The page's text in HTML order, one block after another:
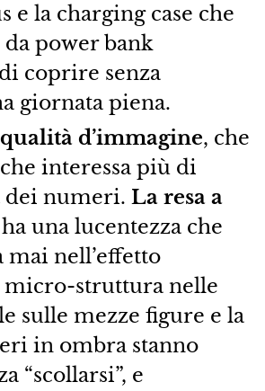
e la charging case che
power bank
coprire senza
giornata piena.
qualità d’immagine, che
interessa più di
dei numeri. La resa a
una lucentezza che
mai nell’effetto
micro-struttura nelle
sulle mezze figure e la
in ombra stanno
“scollarsi”, e